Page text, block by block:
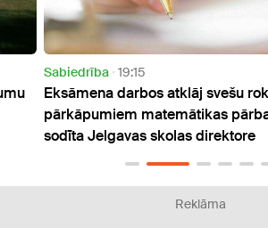
par
Aktuāli
Ogres Kalna
tehniskais darbinieks
Reklāma